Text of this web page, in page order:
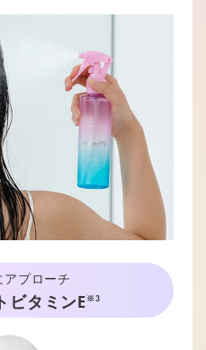
プローチ
ビタミンE※3